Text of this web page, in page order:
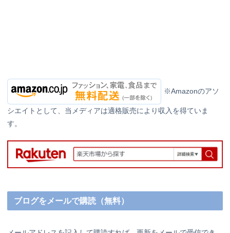
※Amazonのアソ
シエイトとして、当メディアは適格販売により収入を得ていま
す。
ブログをメールで購読（無料）